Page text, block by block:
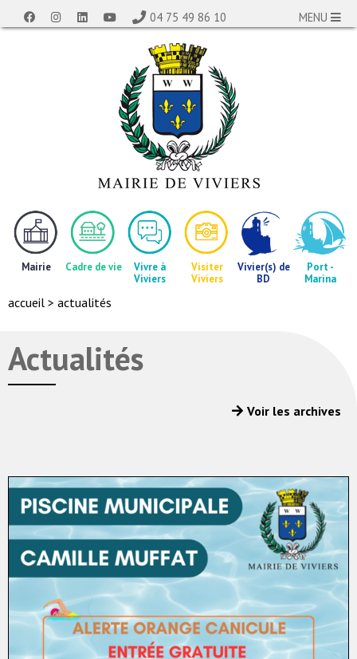
04 75 49 86 10 MENU
Mairie Cadre de vie
Vivre à
Viviers
Visiter
Viviers
Vivier(s) de
BD
Port -
Marina
accueil > actualités
Actualités
Voir les archives